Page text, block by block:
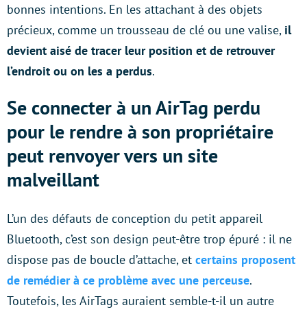
bonnes intentions. En les attachant à des objets
précieux, comme un trousseau de clé ou une valise, il
devient aisé de tracer leur position et de retrouver
l’endroit ou on les a perdus.
Se connecter à un AirTag perdu
pour le rendre à son propriétaire
peut renvoyer vers un site
malveillant
L’un des défauts de conception du petit appareil
Bluetooth, c’est son design peut-être trop épuré : il ne
dispose pas de boucle d’attache, et certains proposent
de remédier à ce problème avec une perceuse.
Toutefois, les AirTags auraient semble-t-il un autre